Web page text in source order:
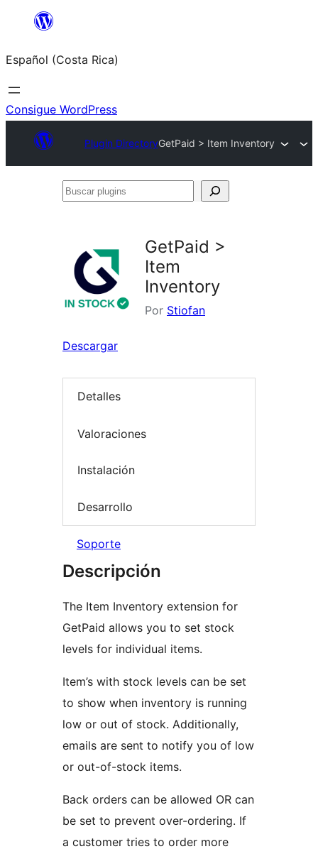
Saltar
contenido
Español (Costa Rica)
Consigue WordPress
Plugin DirectoryGetPaid > Item Inventory
Buscar
GetPaid >
Item
Inventory
Por Stiofan
Descargar
Detalles
Valoraciones
Instalación
Desarrollo
Soporte
Descripción
The Item Inventory extension for
GetPaid allows you to set stock
levels for individual items.
Item’s with stock levels can be set
to show when inventory is running
low or out of stock. Additionally,
emails are sent to notify you of low
or out-of-stock items.
Back orders can be allowed OR can
be set to prevent over-ordering. If
a customer tries to order more